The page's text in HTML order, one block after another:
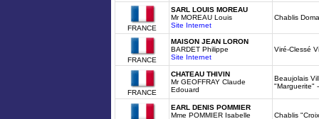
FRANCE
SARL LOUIS MOREAU
Mr MOREAU Louis
Site Internet
Chablis
FRANCE
MAISON JEAN LORON
BARDET Philippe
Site Internet
Viré-Clessé
FRANCE
CHATEAU THIVIN
Mr GEOFFRAY Claude
Edouard
Beaujolais
"Marguerite"
EARL DENIS POMMIER
Mme POMMIER Isabelle
Chablis